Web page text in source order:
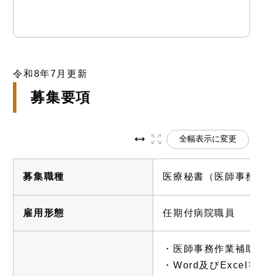
令和8年7月更新
募集要項
全幅表示に変更
募集職種 医療秘書（医師事務
雇用形態 任期付病院職員
・医師事務作業補助
・Word及びExcel等